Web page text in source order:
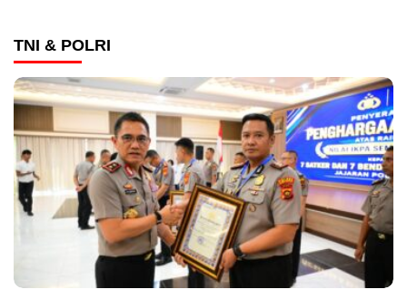
TNI & POLRI